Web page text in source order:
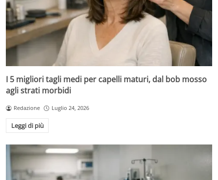
I 5 migliori tagli medi per capelli maturi, dal bob mosso
agli strati morbidi
Redazione Luglio 24, 2026
Leggi di più